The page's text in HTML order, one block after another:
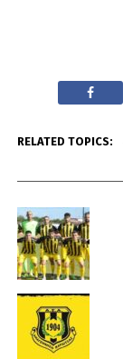
RELATED TOPICS: